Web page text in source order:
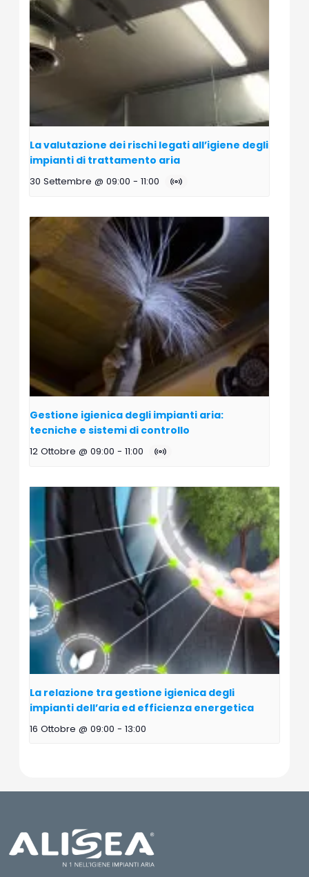
La valutazione dei rischi legati all’igiene degli
impianti di trattamento aria
30 Settembre @ 09:00 - 11:00
Gestione igienica degli impianti aria:
tecniche e sistemi di controllo
12 Ottobre @ 09:00 - 11:00
La relazione tra gestione igienica degli
impianti dell’aria ed efficienza energetica
16 Ottobre @ 09:00 - 13:00